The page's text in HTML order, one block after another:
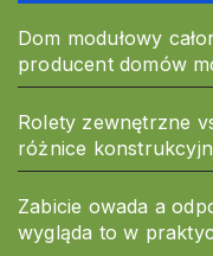
Dom modułowy
producent domów
Rolety zewnętrzne
różnice
Zabicie owada a
wygląda to w